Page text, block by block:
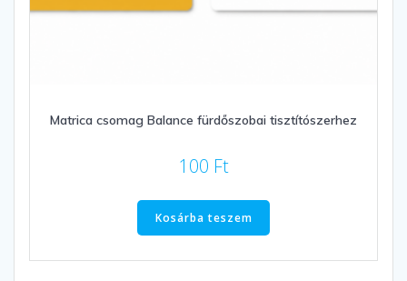
Matrica csomag Balance fürdőszobai tisztítószerhez
100 Ft
Kosárba teszem